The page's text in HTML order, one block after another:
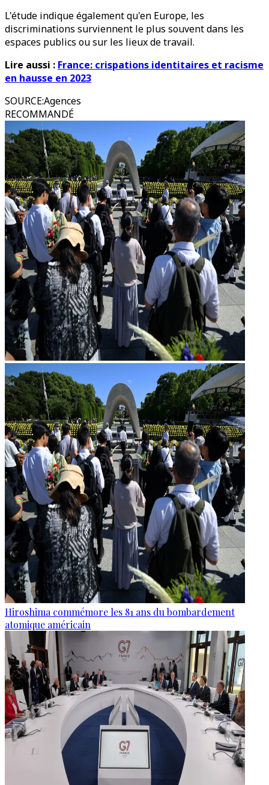
L'étude indique également qu'en Europe, les
discriminations surviennent le plus souvent dans les
espaces publics ou sur les lieux de travail.
Lire aussi : France: crispations identitaires et racisme
en hausse en 2023
SOURCE:Agences
RECOMMANDÉ
Hiroshima commémore les 81 ans du bombardement
atomique américain